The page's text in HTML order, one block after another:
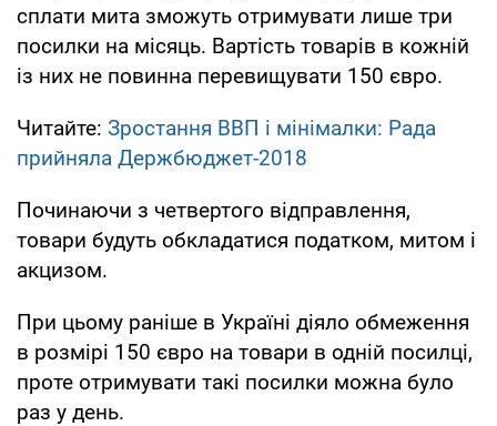
сплати мита зможуть отримувати лише три
посилки на місяць. Вартість товарів в кожній
із них не повинна перевищувати 150 євро.
Читайте: Зростання ВВП і мінімалки: Рада
прийняла Держбюджет-2018
Починаючи з четвертого відправлення,
товари будуть обкладатися податком, митом і
акцизом.
При цьому раніше в Україні діяло обмеження
в розмірі 150 євро на товари в одній посилці,
проте отримувати такі посилки можна було
раз у день.